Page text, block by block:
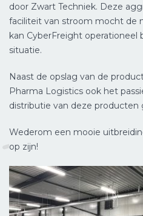
door Zwart Techniek. Deze
faciliteit van stroom mocht de
kan CyberFreight operationeel
situatie.
Naast de opslag van de
Pharma Logistics ook het
distributie van deze producten
Wederom een mooie
op zijn!